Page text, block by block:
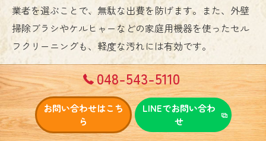
業者を選ぶことで、無駄な出費を防げます。また、外壁
掃除ブラシやケルヒャーなどの家庭用機器を使ったセル
フクリーニングも、軽度な汚れには有効です。
ただし、高所作業や頑固なカビ・コケの場合はプロに依
頼した方が安全かつ確実です。費用を抑えつつ、必要な
作業だけをプロに任せるバランスがポイントとなりま
す。
048-543-5110
お問い合わせはこち
ら
LINEでお問い合わ
せ